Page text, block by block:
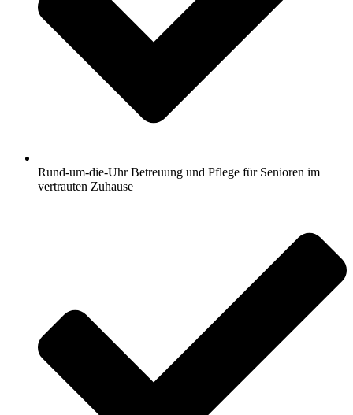
Rund-um-die-Uhr Betreuung und Pflege für Senioren im
vertrauten Zuhause